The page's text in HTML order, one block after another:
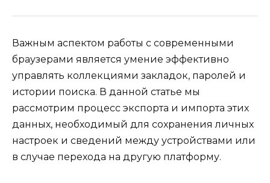
Важным аспектом работы с современными
браузерами является умение эффективно
управлять коллекциями закладок, паролей и
истории поиска. В данной статье мы
рассмотрим процесс экспорта и импорта этих
данных, необходимый для сохранения личных
настроек и сведений между устройствами или
в случае перехода на другую платформу.